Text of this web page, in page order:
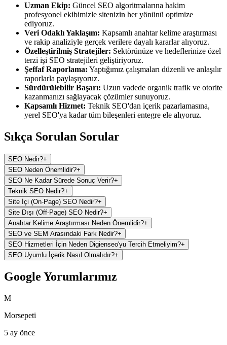
Uzman Ekip: Güncel SEO algoritmalarına hakim
profesyonel ekibimizle sitenizin her yönünü optimize
ediyoruz.
Veri Odaklı Yaklaşım: Kapsamlı anahtar kelime araştırması
ve rakip analiziyle gerçek verilere dayalı kararlar alıyoruz.
Özelleştirilmiş Stratejiler: Sektörünüze ve hedeflerinize özel
terzi işi SEO stratejileri geliştiriyoruz.
Şeffaf Raporlama: Yaptığımız çalışmaları düzenli ve anlaşılır
raporlarla paylaşıyoruz.
Sürdürülebilir Başarı: Uzun vadede organik trafik ve otorite
kazanmanızı sağlayacak çözümler sunuyoruz.
Kapsamlı Hizmet: Teknik SEO'dan içerik pazarlamasına,
yerel SEO'ya kadar tüm bileşenleri entegre ele alıyoruz.
Sıkça Sorulan Sorular
SEO Nedir?+
SEO Neden Önemlidir?+
SEO Ne Kadar Sürede Sonuç Verir?+
Teknik SEO Nedir?+
Site İçi (On-Page) SEO Nedir?+
Site Dışı (Off-Page) SEO Nedir?+
Anahtar Kelime Araştırması Neden Önemlidir?+
SEO ve SEM Arasındaki Fark Nedir?+
SEO Hizmetleri İçin Neden Digienseo'yu Tercih Etmeliyim?+
SEO Uyumlu İçerik Nasıl Olmalıdır?+
Google Yorumlarımız
M
Morsepeti
5 ay önce